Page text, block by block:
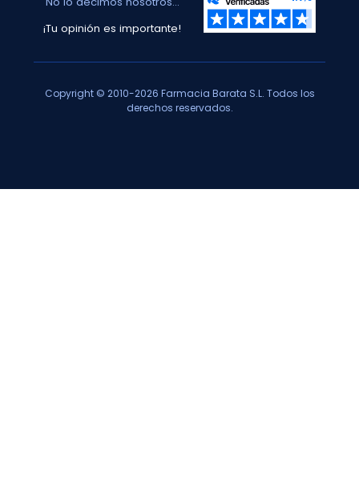
¡Tu opinión es importante!
Copyright © 2010-2026 Farmacia Barata S.L. Todos los
derechos reservados.